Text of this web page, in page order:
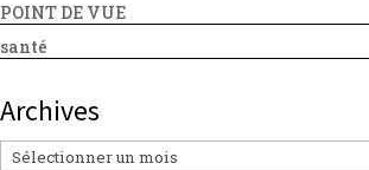
POINT DE VUE
santé
Archives
Archives